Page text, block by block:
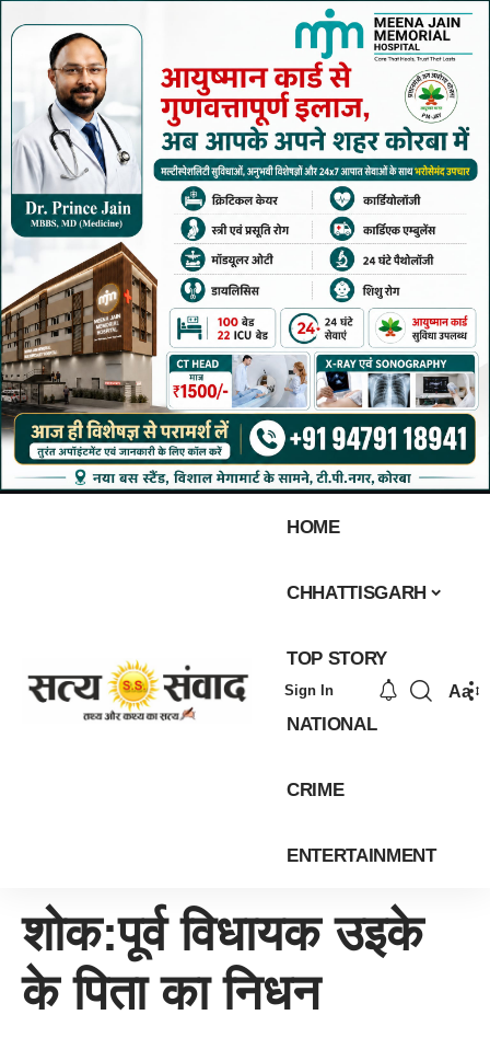
HOME
CHHATTISGARH
TOP STORY
NATIONAL
CRIME
ENTERTAINMENT
Sign In Aa
शोक:पूर्व विधायक उइके
के पिता का निधन